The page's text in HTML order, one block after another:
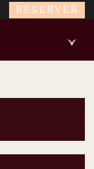
RÉSERVER